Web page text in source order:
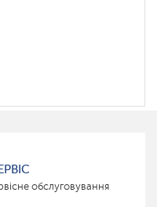
обслуговування